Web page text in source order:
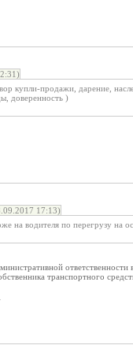
купли-продажи, дарение,
доверенность )
17:13)
на водителя по перегрузу
транспортного